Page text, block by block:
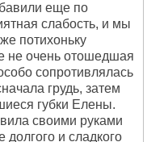
еще по
слабость, и мы
потихоньку
не очень отошедшая
сопротивлялась
грудь, затем
губки Елены.
своими руками
и сладкого